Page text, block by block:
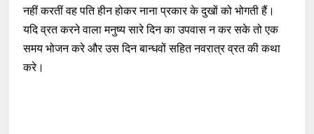
नहीं करतीं वह पति हीन होकर नाना प्रकार के दुखों को भोगती हैं।
यदि व्रत करने वाला मनुष्य सारे दिन का उपवास न कर सके तो एक
समय भोजन करे और उस दिन बान्धवों सहित नवरात्र व्रत की कथा
करे।